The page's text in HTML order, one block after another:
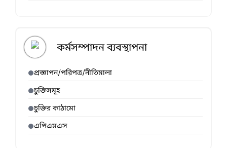
কর্মসম্পাদন ব্যবস্থাপনা
প্রজ্ঞাপন/পরিপত্র/নীতিমালা
চুক্তিসমূহ
চুক্তির কাঠামো
এপিএমএস